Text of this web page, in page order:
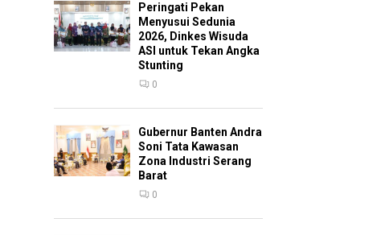
Peringati Pekan
Menyusui Sedunia
2026, Dinkes Wisuda
ASI untuk Tekan Angka
Stunting
0
Gubernur Banten Andra
Soni Tata Kawasan
Zona Industri Serang
Barat
0